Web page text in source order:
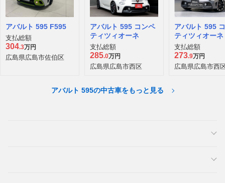
アバルト 595 F595
支払総額
304.3万円
広島県広島市佐伯区
アバルト 595 コンペ
ティツィオーネ
支払総額
285.0万円
広島県広島市西区
アバルト 595
ティツィオー
ィーレ
支払総額
273.9万円
広島県広島市西
アバルト 595の中古車をもっと見る